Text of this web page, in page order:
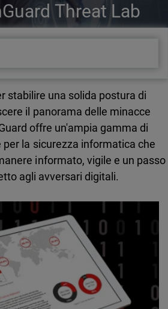
Threat Lab
stabilire una solida postura di
il panorama delle minacce
offre un'ampia gamma di
la sicurezza informatica che
informato, vigile e un passo
agli avversari digitali.